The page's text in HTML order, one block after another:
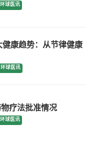
环球医讯
康趋势：从节律健康
环球医讯
疗法批准情况
环球医讯